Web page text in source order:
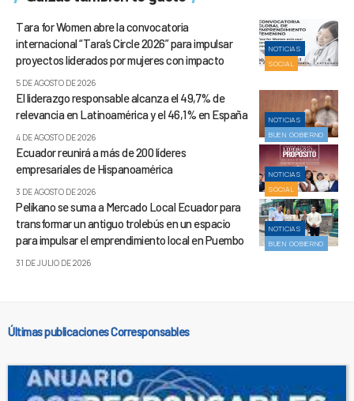
NOTICIAS
SOCIAL
Tara for Women abre la convocatoria
internacional “Tara’s Circle 2026” para impulsar
proyectos liderados por mujeres con impacto
5 DE AGOSTO DE 2026
NOTICIAS
BUEN GOBIERNO
El liderazgo responsable alcanza el 49,7% de
relevancia en Latinoamérica y el 46,1% en España
4 DE AGOSTO DE 2026
NOTICIAS
SOCIAL
Ecuador reunirá a más de 200 líderes
empresariales de Hispanoamérica
3 DE AGOSTO DE 2026
NOTICIAS
BUEN GOBIERNO
Pelíkano se suma a Mercado Local Ecuador para
transformar un antiguo trolebús en un espacio
para impulsar el emprendimiento local en Puembo
31 DE JULIO DE 2026
Últimas publicaciones Corresponsables